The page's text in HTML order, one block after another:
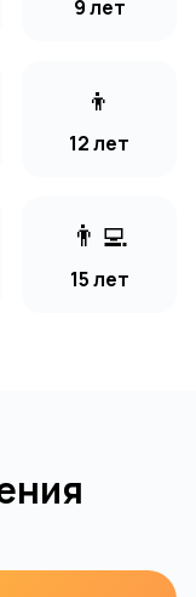
9 лет
👦
12 лет
👨‍💻
15 лет